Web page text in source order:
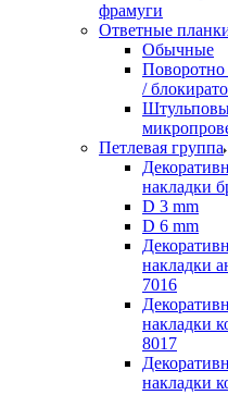
фрамуги
Ответные
Обычные
/
Петлевая группа
накладки
D 3 mm
D 6 mm
накладки
7016
накладки
8017
накладки